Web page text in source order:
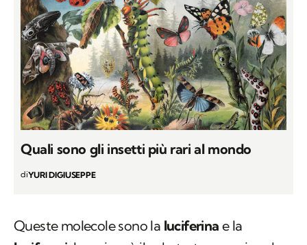
Quali sono gli insetti più rari al mondo
diYURI DIGIUSEPPE
Queste molecole sono la luciferina e la